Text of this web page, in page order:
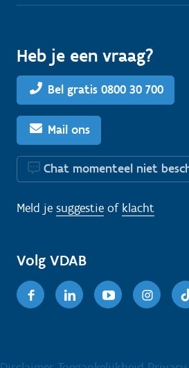
Heb je een vraag?
Bel gratis 0800 30 700
Mail ons
Chat momenteel niet
Meld je suggestie of klacht
Volg VDAB
FacebookLinkedinYoutube